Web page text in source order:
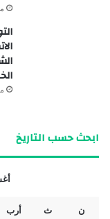
ابحث حسب التاريخ
ن ث أرب